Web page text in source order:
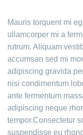
Mauris torquent mi
ullamcorper mi a
rutrum. Aliquam
accumsan sed mi
adipiscing gravida
nisi condimentum
ante fermentum
adipiscing neque
tempor.Consectetur
suspendisse eu